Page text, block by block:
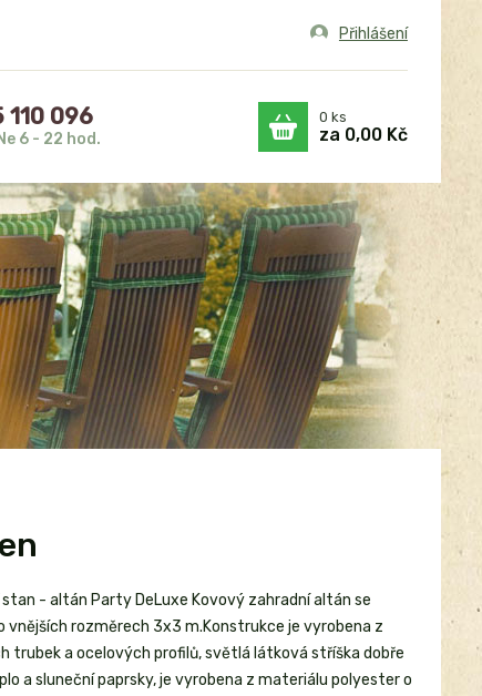
Přihlášení
110 096
6 - 22 hod.
0 ks
za 0,00 Kč
stan - altán Party DeLuxe Kovový zahradní altán se
vnějších rozměrech 3x3 m.Konstrukce je vyrobena z
trubek a ocelových profilů, světlá látková stříška dobře
a sluneční paprsky, je vyrobena z materiálu polyester o